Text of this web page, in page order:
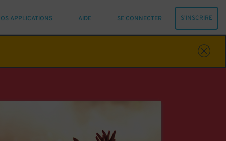
APPLICATIONS AIDE SE CONNECTER S'INSCRIRE